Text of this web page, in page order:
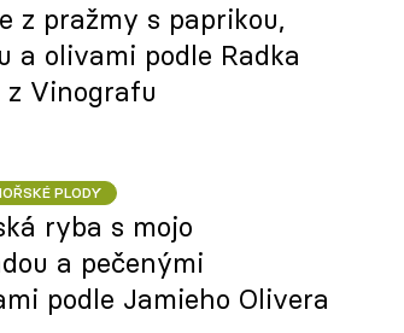
z pražmy s paprikou,
a olivami podle Radka
z Vinografu
PLODY
ryba s mojo
a pečenými
podle Jamieho Olivera